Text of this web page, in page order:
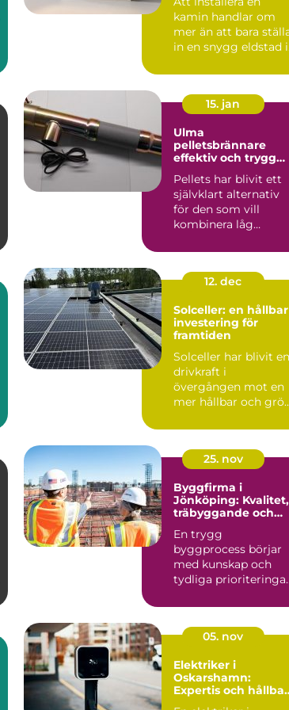
kamin handlar om
mer än att bara
in en snygg eldstad i
vä...
15. jan
Ulma
pelletsbrännare
effektiv och trygg
Pellets har blivit ett
självklart alternativ
för den som vill
kombinera låg
d med ...
12. dec
Solceller: en hållbar
investering för
framtiden
Solceller har blivit en
drivkraft i
övergången mot en
mer hållbar och
25. nov
Byggfirma i
Jönköping: Kvalitet,
träbyggande och
En trygg
byggprocess börjar
med kunskap och
tydliga
05. nov
Elektriker i
Oskarshamn:
Expertis och